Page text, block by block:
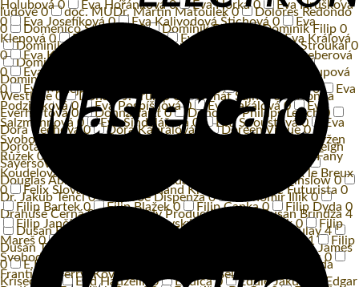
ľudové0 doc. MUDr. Martin Matoulek0
Dolores Redondo
0
Domenico Starnone0 Dominik Dán Dominik Filip 0
Dominik Král
Dominik Landsman Dominik Stroukal0
Dominik W. Rettinger
Dominika Sakmárová
Westlake0 Donald J. Trump0 Donát Šajner0
Donna
Everhartová0 Donna Tartt0 Donovan Phillips Leitch
0
Dora Čechova0 Dora Kaprálová Doreen Virtue0
Dorota Nvotová
Dorothy Leigh
Sayersová
Douglas Abrams
Douglas Adams Dr. Frank Kinslow 0
Dr. Jakub Tencl0 Dr. Joe Dispenza0 Drahomír Illík0
Drahuše Černá0 Dramedy Productions Dušan Brindza 4
Dušan Brinza
Dušan D. Fabian Dušan Matulay4
Dušan Taragel
E. L. James
0
E.B. White
Eda
Kriseová
Edd Hanzelik 0 Eddica 0 Eddie Jaku
Edgar
Holubová0 Eva Hořánková0 Eva Horká0
Eva Hrušková
0
Eva Josefíková0 Eva Kalivodová Štichová0
Eva
Klenová 0 Eva Klepáčová 0 Eva Kodešová
Eva Králová
0
Eva Krutinová
Eva Leinweberová
0
Eva Lesáková
Eva Mária Chalupová
0
Eva Matějková 0 Eva Novotná0
Eva
Podzimková0 Eva Pospíšilová 0 Eva Sakálová0
Eva
Salzmannová 0 Eva Šindelářová0 Eva Spoustová0
Eva
Svobodová
Evžen
Růžek 0
Fany
Koudelová
Felix le Breux
0
Felix Slováček Ferdinand Krůta Ferenc Futurista 0
Filip Bartek0 Filip Blažek0 Filip Čapka0 Filip Dyda 0
Filip Jančík
Filip Kaňkovský Filip Kubíček0
Filip
Mareš 0 Filip Švarc1
Filip
Svoboda
Flavio Andreis0
František (Ferry) Kovařík
František Belfín
František